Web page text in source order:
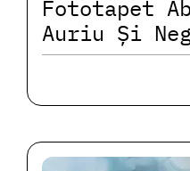
Fototapet
Auriu Și